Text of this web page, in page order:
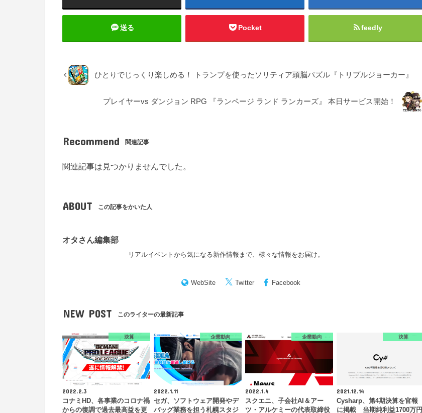
送る Pocket feedly
ひとりでじっくり楽しめる！ トランプを使ったソリティア頭脳パズル『トリプルジョーカー』
プレイヤーvs ダンジョン RPG 『ランページ ランド ランカーズ』 本日サービス開始！
Recommend 関連記事
関連記事は見つかりませんでした。
ABOUT この記事をかいた人
オタさん編集部
リアルイベントから気になる新作情報まで、様々な情報をお届け。
WebSite Twitter Facebook
NEW POST このライターの最新記事
決算
2022.2.3
コナミHD、各事業のコロナ禍
からの復調で過去最高益を更
企業動向
2022.1.11
セガ、ソフトウェア開発やデ
バッグ業務を担う札幌スタジ
企業動向
2022.1.4
スクエニ、子会社AI＆アー
ツ・アルケミーの代表取締役
決算
2021.12.14
Cysharp、第4期決算を官報
に掲載 当期純利益1700万円